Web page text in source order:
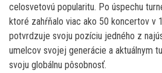
celosvetovú popularitu. Po úspechu
ktoré zahŕňalo viac ako 50 koncertov v
potvrdzuje svoju pozíciu jedného z
umelcov svojej generácie a aktuálnym
svoju globálnu pôsobnosť.